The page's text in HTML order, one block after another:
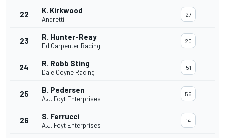
22 K. Kirkwood
Andretti
27
23 R. Hunter-Reay
Ed Carpenter Racing
20
24 R. Robb Sting
Dale Coyne Racing
51
25 B. Pedersen
A.J. Foyt Enterprises
55
26 S. Ferrucci
A.J. Foyt Enterprises
14